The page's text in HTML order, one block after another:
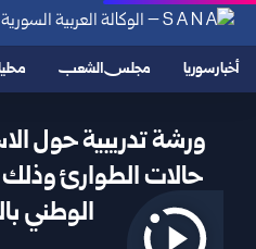
أخبار سوريا مجلس الشعب
ورشة تدريبية حول
حالات الطوارئ
الوطني